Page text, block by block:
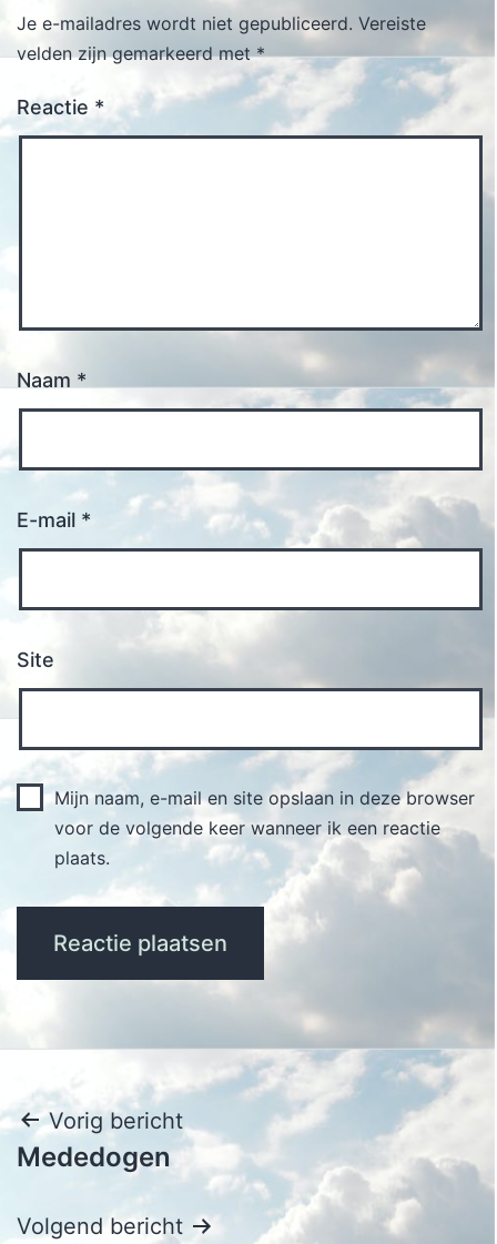
Je e-mailadres wordt niet gepubliceerd. Vereiste
velden zijn gemarkeerd met*
Reactie *
Naam *
E-mail *
Site
Mijn naam, e-mail en site opslaan in deze browser
voor de volgende keer wanneer ik een reactie
plaats.
Bericht
navigatie
Vorig bericht
Mededogen
Volgend bericht